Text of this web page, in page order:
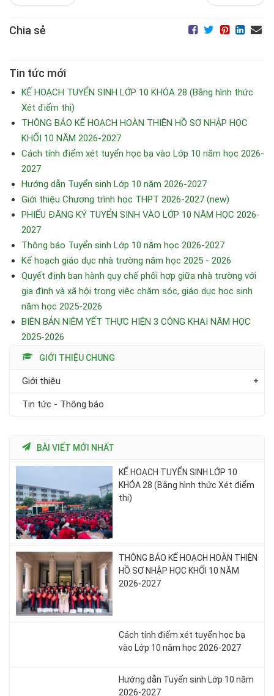
Chia sẻ
Tin tức mới
KẾ HOẠCH TUYỂN SINH LỚP 10 KHÓA 28 (Bằng hình thức
Xét điểm thi)
THÔNG BÁO KẾ HOẠCH HOÀN THIỆN HỒ SƠ NHẬP HỌC
KHỐI 10 NĂM 2026-2027
Cách tính điểm xét tuyển học bạ vào Lớp 10 năm học 2026-
2027
Hướng dẫn Tuyển sinh Lớp 10 năm 2026-2027
Giới thiệu Chương trình học THPT 2026-2027 (new)
PHIẾU ĐĂNG KÝ TUYỂN SINH VÀO LỚP 10 NĂM HỌC 2026-
2027
Thông báo Tuyển sinh Lớp 10 năm học 2026-2027
Kế hoạch giáo dục nhà trường năm học 2025 - 2026
Quyết định ban hành quy chế phối hợp giữa nhà trường với
gia đình và xã hội trong việc chăm sóc, giáo dục học sinh
năm học 2025-2026
BIÊN BẢN NIÊM YẾT THỰC HIỆN 3 CÔNG KHAI NĂM HỌC
2025-2026
GIỚI THIỆU CHUNG
Giới thiệu
Tin tức - Thông báo
BÀI VIẾT MỚI NHẤT
KẾ HOẠCH TUYỂN SINH LỚP 10
KHÓA 28 (Bằng hình thức Xét điểm
thi)
THÔNG BÁO KẾ HOẠCH HOÀN THIỆN
HỒ SƠ NHẬP HỌC KHỐI 10 NĂM
2026-2027
Cách tính điểm xét tuyển học bạ
vào Lớp 10 năm học 2026-2027
Hướng dẫn Tuyển sinh Lớp 10 năm
2026-2027